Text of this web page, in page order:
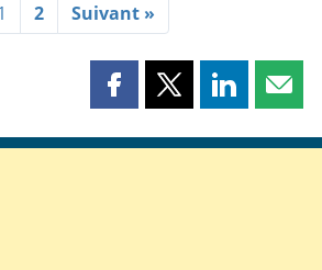
2 Suivant »
Partager
page
Partager
page
Partager
page page